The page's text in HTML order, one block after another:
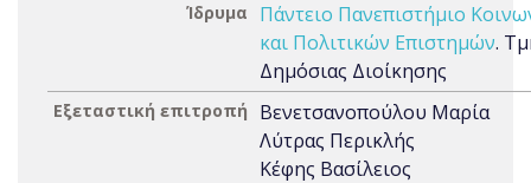
Ίδρυμα
Πάντειο Πανεπιστήμιο
και Πολιτικών Επιστημών.
Δημόσιας Διοίκησης
Εξεταστική επιτροπή
Βενετσανοπούλου Μαρία
Λύτρας Περικλής
Κέφης Βασίλειος